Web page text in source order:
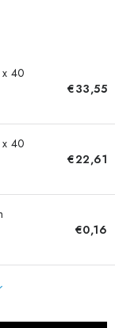
40
€33,55
40
€22,61
€0,16